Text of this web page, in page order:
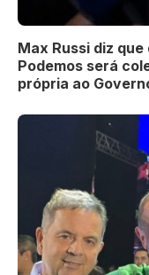
Max Russi diz
Podemos será
própria ao